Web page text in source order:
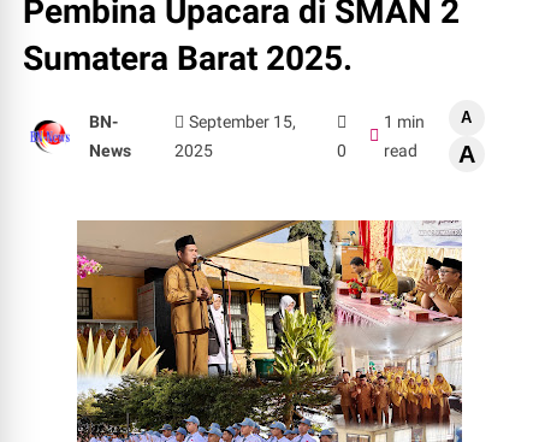
Pembina Upacara di SMAN 2
Sumatera Barat 2025.
BN-
News
September 15,
2025
0
1 min
read
A
A